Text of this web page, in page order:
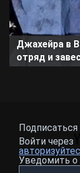
Джахейра в
отряд и
Подписаться
Войти через
Уведомить о